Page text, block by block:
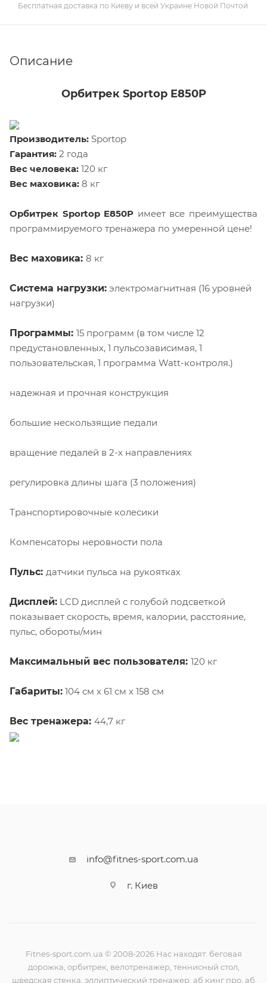
Бесплатная доставка по Киеву и всей Украине Новой Почтой
Описание
Орбитрек Sportop E850P
Производитель: Sportop
Гарантия: 2 года
Вес человека: 120 кг
Вес маховика: 8 кг
Орбитрек Sportop E850P имеет все преимущества
программируемого тренажера по умеренной цене!
Вес маховика: 8 кг
Система нагрузки: электромагнитная (16 уровней
нагрузки)
Программы: 15 программ (в том числе 12
предустановленных, 1 пульсозависимая, 1
пользовательская, 1 программа Watt-контроля.)
надежная и прочная конструкция
большие нескользящие педали
вращение педалей в 2-х направлениях
регулировка длины шага (3 положения)
Транспортировочные колесики
Компенсаторы неровности пола
Пульс: датчики пульса на рукоятках
Дисплей: LCD дисплей с голубой подсветкой
показывает скорость, время, калории, расстояние,
пульс, обороты/мин
Максимальный вес пользователя: 120 кг
Габариты: 104 см х 61 см х 158 см
Вес тренажера: 44,7 кг
info@fitnes-sport.com.ua
г. Киев
Fitnes-sport.com.ua © 2008-2026 Нас находят: беговая
дорожка, орбитрек, велотренажер, теннисный стол,
шведская стенка, эллиптический тренажер, аб кинг про, аб